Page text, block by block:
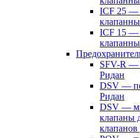
ICF 25 —
ICF 15 —
SFV-R —
Ридан
DSV —
Ридан
DSV —
клапаны